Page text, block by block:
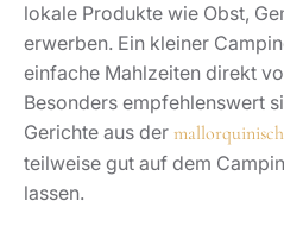
lokale Produkte wie Obst,
erwerben. Ein kleiner
einfache Mahlzeiten direkt
Besonders empfehlenswert
Gerichte aus der
teilweise gut auf dem
lassen.